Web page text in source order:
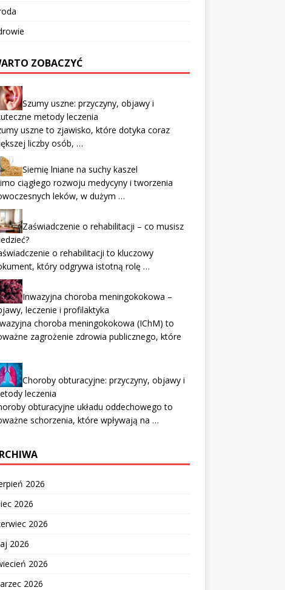
ZOBACZYĆ
Szumy uszne: przyczyny, objawy i
metody leczenia
uszne to zjawisko, które dotyka coraz
liczby osób, …
Siemię lniane na suchy kaszel
ciągłego rozwoju medycyny i tworzenia
leków, w dużym …
Zaświadczenie o rehabilitacji – co musisz
o rehabilitacji to kluczowy
który odgrywa istotną rolę …
Inwazyjna choroba meningokokowa –
leczenie i profilaktyka
choroba meningokokowa (IChM) to
zagrożenie zdrowia publicznego, które
Choroby obturacyjne: przyczyny, objawy i
leczenia
obturacyjne układu oddechowego to
schorzenia, które wpływają na …
2026
2026
2026
2026
2026
2026